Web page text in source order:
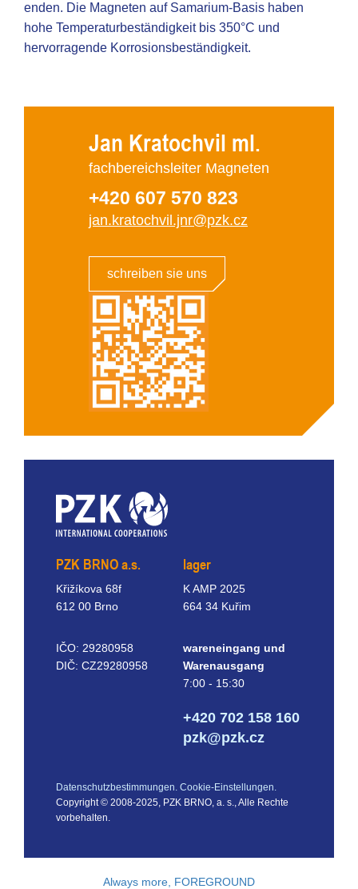
enden. Die Magneten auf Samarium-Basis haben
hohe Temperaturbeständigkeit bis 350°C und
hervorragende Korrosionsbeständigkeit.
Jan Kratochvil ml.
fachbereichsleiter Magneten
+420 607 570 823
jan.kratochvil.jnr@pzk.cz
schreiben sie uns
PZK BRNO a.s.
Křižíkova 68f
612 00 Brno
IČO: 29280958
DIČ: CZ29280958
lager
K AMP 2025
664 34 Kuřim
wareneingang und
Warenausgang
7:00 - 15:30
+420 702 158 160
pzk@pzk.cz
Copyright © 2008-2025, PZK BRNO, a. s., Alle Rechte
vorbehalten.
Datenschutzbestimmungen. Cookie-Einstellungen.
Always more, FOREGROUND